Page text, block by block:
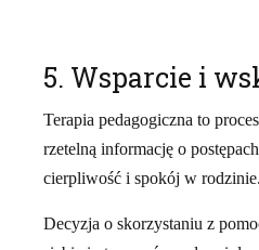
5. Wsparcie i
Terapia pedagogiczna to
rzetelną informację o
cierpliwość i spokój w
Decyzja o skorzystaniu z